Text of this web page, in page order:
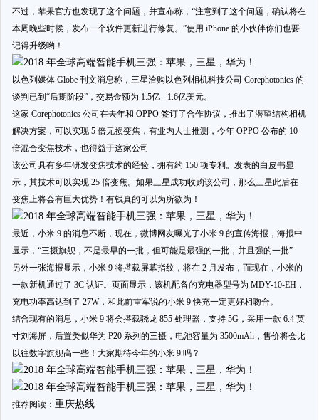
不过，苹果官方也发现了这个问题，并宣布称，“注意到了这个问题，确认将在
本周晚些时候，发布一个软件更新进行修复。”使用 iPhone 的小伙伴你们也要
记得升级哟！
以色列媒体 Globe 刊文消息称，三星洽购以色列相机科技公司 Corephotonics 的
谈判已到“后期阶段”，交易金额为 1.5亿 - 1.6亿美元。
这家 Corephotonics 公司在去年和 OPPO 签订了合作协议，推出了潜望结构相机
解决方案，可以实现 5 倍无损变焦，有业内人士推测，今年 OPPO 公布的 10
倍混合变焦技术，也得益于这家公司
该公司具有多年研发变焦技术的经验，拥有约 150 项专利。发表的白皮书显
示，其技术可以实现 25 倍变焦。如果三星成功收购该公司，那么三星此后在
变焦上将会有巨大优势！有钱真的可以为所欲为！
最近，小米 9 的消息不断，现在，微博网友曝光了小米 9 的宣传海报，海报中
显示，“三摄旗舰，不是最早的一批，但可能是最强的一批，并且强的一批”
另外一张海报显示，小米 9 将搭载屏幕指纹，将在 2 月发布，而现在，小米的
一款新机通过了 3C 认证。页面显示，该机配备的充电器型号为 MDY-10-EH，
充电功率高达到了 27W，和此前雷军说的小米 9 快充一定更好相吻合。
结合现有的消息，小米 9 将会搭载骁龙 855 处理器，支持 5G，采用一款 6.4 英
寸刘海屏，后置类似华为 P20 系列的三摄，电池容量为 3500mAh，售价将会比
以往数字旗舰高一些！大家期待今年的小米 9 吗？
推荐阅读： 重庆热线